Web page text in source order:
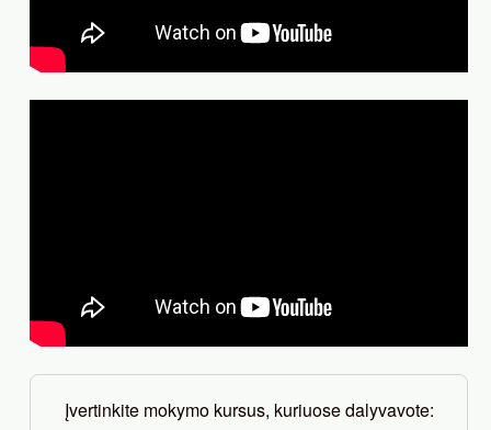
Įvertinkite mokymo kursus, kuriuose dalyvavote: